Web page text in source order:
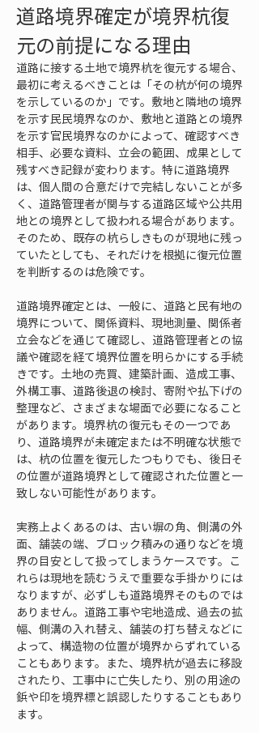
道路境界確定が境界杭復
元の前提になる理由
道路に接する土地で境界杭を復元する場合、
最初に考えるべきことは「その杭が何の境界
を示しているのか」です。敷地と隣地の境界
を示す民民境界なのか、敷地と道路との境界
を示す官民境界なのかによって、確認すべき
相手、必要な資料、立会の範囲、成果として
残すべき記録が変わります。特に道路境界
は、個人間の合意だけで完結しないことが多
く、道路管理者が関与する道路区域や公共用
地との境界として扱われる場合があります。
そのため、既存の杭らしきものが現地に残っ
ていたとしても、それだけを根拠に復元位置
を判断するのは危険です。
道路境界確定とは、一般に、道路と民有地の
境界について、関係資料、現地測量、関係者
立会などを通じて確認し、道路管理者との協
議や確認を経て境界位置を明らかにする手続
きです。土地の売買、建築計画、造成工事、
外構工事、道路後退の検討、寄附や払下げの
整理など、さまざまな場面で必要になること
があります。境界杭の復元もその一つであ
り、道路境界が未確定または不明確な状態で
は、杭の位置を復元したつもりでも、後日そ
の位置が道路境界として確認された位置と一
致しない可能性があります。
実務上よくあるのは、古い塀の角、側溝の外
面、舗装の端、ブロック積みの通りなどを境
界の目安として扱ってしまうケースです。こ
れらは現地を読むうえで重要な手掛かりには
なりますが、必ずしも道路境界そのものでは
ありません。道路工事や宅地造成、過去の拡
幅、側溝の入れ替え、舗装の打ち替えなどに
よって、構造物の位置が境界からずれている
こともあります。また、境界杭が過去に移設
されたり、工事中に亡失したり、別の用途の
鋲や印を境界標と誤認したりすることもあり
ます。